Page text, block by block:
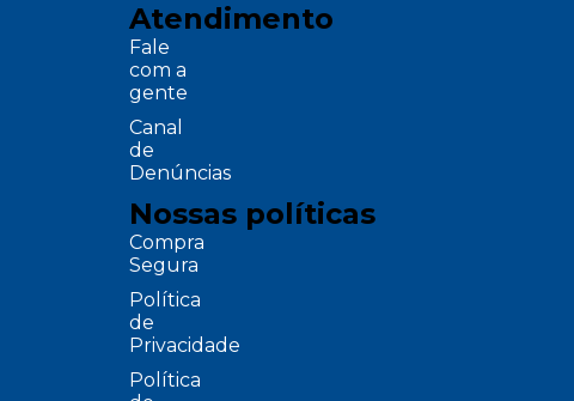
Atendimento
Fale
com a
gente
Canal
de
Denúncias
Nossas políticas
Compra
Segura
Política
de
Privacidade
Política